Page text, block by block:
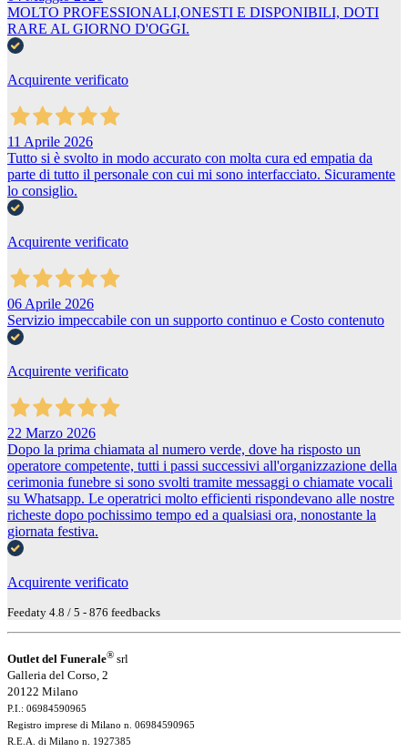
MOLTO PROFESSIONALI,ONESTI E DISPONIBILI, DOTI
RARE AL GIORNO D'OGGI.
Acquirente verificato
11 Aprile 2026
Tutto si è svolto in modo accurato con molta cura ed empatia da
parte di tutto il personale con cui mi sono interfacciato. Sicuramente
lo consiglio.
Acquirente verificato
06 Aprile 2026
Servizio impeccabile con un supporto continuo e Costo contenuto
Acquirente verificato
22 Marzo 2026
Dopo la prima chiamata al numero verde, dove ha risposto un
operatore competente, tutti i passi successivi all'organizzazione della
cerimonia funebre si sono svolti tramite messaggi o chiamate vocali
su Whatsapp. Le operatrici molto efficienti rispondevano alle nostre
richeste dopo pochissimo tempo ed a qualsiasi ora, nonostante la
giornata festiva.
Acquirente verificato
Feedaty 4.8 / 5 - 876 feedbacks
Outlet del Funerale® srl
Galleria del Corso, 2
20122 Milano
P.I.: 06984590965
Registro imprese di Milano n. 06984590965
R.E.A. di Milano n. 1927385